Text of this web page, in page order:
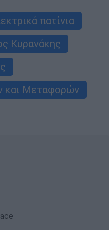
πατίνια
Κυρανάκης
και Μεταφορών